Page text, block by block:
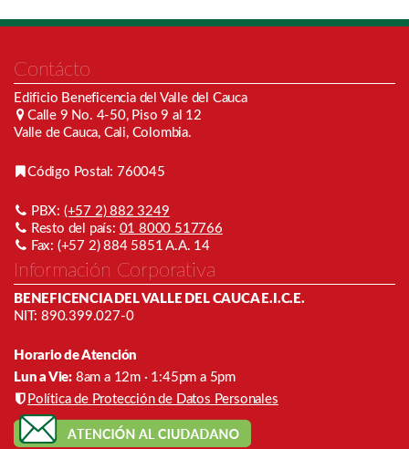
Contácto
Edificio Beneficencia del Valle del Cauca
Calle 9 No. 4-50, Piso 9 al 12
Valle de Cauca, Cali, Colombia.
Código Postal: 760045
PBX: (+57 2) 882 3249
Resto del país: 01 8000 517766
Fax: (+57 2) 884 5851 A.A. 14
Información Corporativa
BENEFICENCIA DEL VALLE DEL CAUCA E.I.C.E.
NIT: 890.399.027-0
Horario de Atención
Lun a Vie: 8am a 12m · 1:45pm a 5pm
Política de Protección de Datos Personales